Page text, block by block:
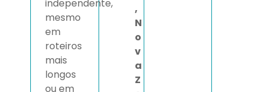
independente,
mesmo
em
roteiros
mais
longos
ou em
,
N
o
v
a
Z